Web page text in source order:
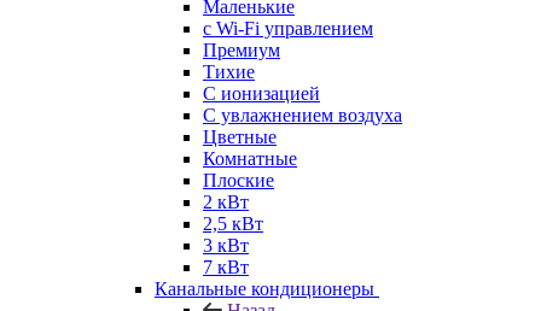
Маленькие
с Wi-Fi управлением
Премиум
Тихие
С ионизацией
С увлажнением воздуха
Цветные
Комнатные
Плоские
2 кВт
2,5 кВт
3 кВт
7 кВт
Канальные кондиционеры